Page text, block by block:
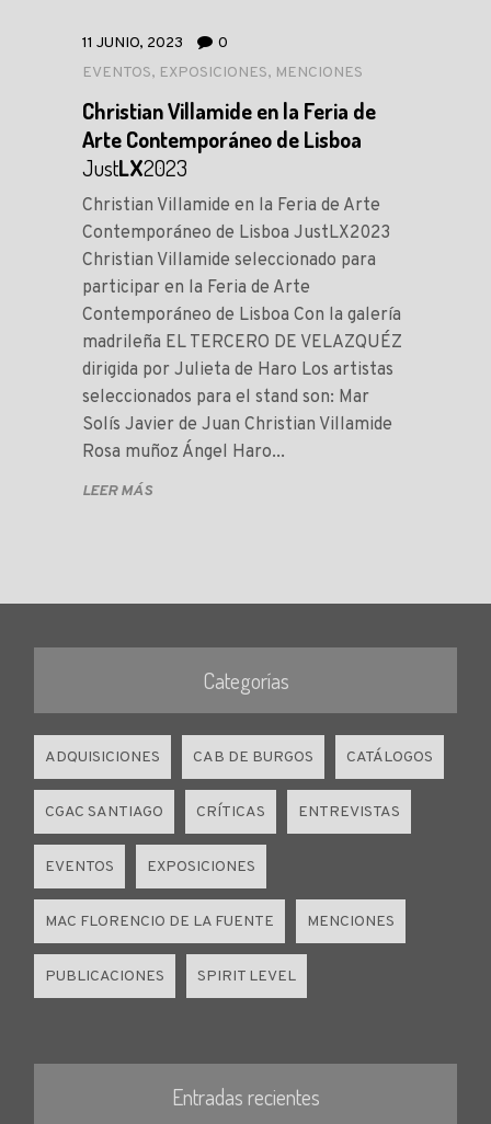
11 JUNIO, 2023
0
EVENTOS, EXPOSICIONES, MENCIONES
Christian Villamide en la Feria de
Arte Contemporáneo de Lisboa
JustLX2023
Christian Villamide en la Feria de Arte
Contemporáneo de Lisboa JustLX2023
Christian Villamide seleccionado para
participar en la Feria de Arte
Contemporáneo de Lisboa Con la galería
madrileña EL TERCERO DE VELAZQUÉZ
dirigida por Julieta de Haro Los artistas
seleccionados para el stand son: Mar
Solís Javier de Juan Christian Villamide
Rosa muñoz Ángel Haro...
LEER MÁS
Categorías
ADQUISICIONES CAB DE BURGOS CATÁLOGOS
CGAC SANTIAGO CRÍTICAS ENTREVISTAS
EVENTOS EXPOSICIONES
MAC FLORENCIO DE LA FUENTE MENCIONES
PUBLICACIONES SPIRIT LEVEL
Entradas recientes